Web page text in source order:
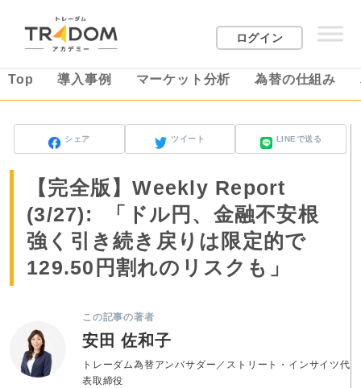
ログイン
Top 導入事例 マーケット分析 為替の仕組み
シェア ツイート LINEで送る
【完全版】Weekly Report
(3/27):
「ドル円、金融不安根
強く引き続き戻りは限定的で
129.50円割れのリスクも」
この記事の著者
安田 佐和子
トレーダム為替アンバサダー／ストリート・インサイツ代
表取締役